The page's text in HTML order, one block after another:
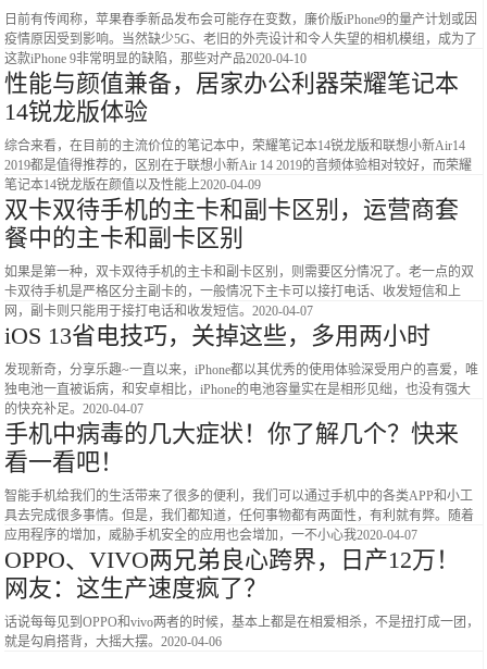
日前有传闻称，苹果春季新品发布会可能存在变数，廉价版iPhone9的量产计划或因
疫情原因受到影响。当然缺少5G、老旧的外壳设计和令人失望的相机模组，成为了
这款iPhone 9非常明显的缺陷，那些对产品2020-04-10
性能与颜值兼备，居家办公利器荣耀笔记本
14锐龙版体验
综合来看，在目前的主流价位的笔记本中，荣耀笔记本14锐龙版和联想小新Air14
2019都是值得推荐的，区别在于联想小新Air 14 2019的音频体验相对较好，而荣耀
笔记本14锐龙版在颜值以及性能上2020-04-09
双卡双待手机的主卡和副卡区别，运营商套
餐中的主卡和副卡区别
如果是第一种，双卡双待手机的主卡和副卡区别，则需要区分情况了。老一点的双
卡双待手机是严格区分主副卡的，一般情况下主卡可以接打电话、收发短信和上
网，副卡则只能用于接打电话和收发短信。2020-04-07
iOS 13省电技巧，关掉这些，多用两小时
发现新奇，分享乐趣~一直以来，iPhone都以其优秀的使用体验深受用户的喜爱，唯
独电池一直被诟病，和安卓相比，iPhone的电池容量实在是相形见绌，也没有强大
的快充补足。2020-04-07
手机中病毒的几大症状！你了解几个？快来
看一看吧！
智能手机给我们的生活带来了很多的便利，我们可以通过手机中的各类APP和小工
具去完成很多事情。但是，我们都知道，任何事物都有两面性，有利就有弊。随着
应用程序的增加，威胁手机安全的应用也会增加，一不小心我2020-04-07
OPPO、VIVO两兄弟良心跨界，日产12万！
网友：这生产速度疯了？
话说每每见到OPPO和vivo两者的时候，基本上都是在相爱相杀，不是扭打成一团，
就是勾肩搭背，大摇大摆。2020-04-06